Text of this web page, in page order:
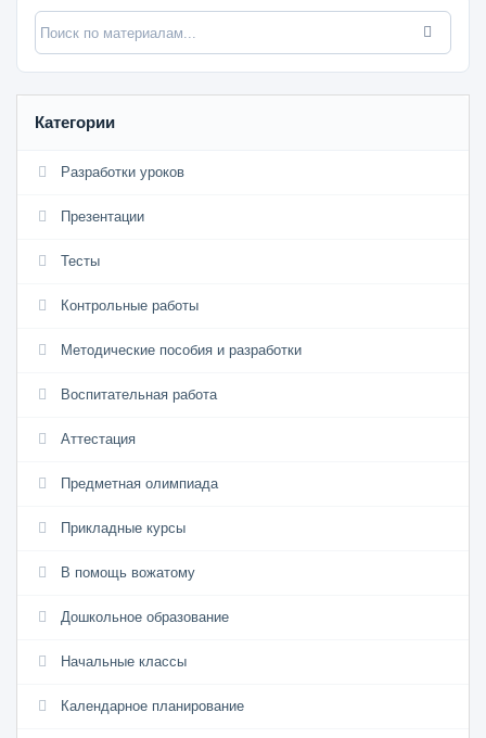
Категории
Разработки уроков
Презентации
Тесты
Контрольные работы
Методические пособия и разработки
Воспитательная работа
Аттестация
Предметная олимпиада
Прикладные курсы
В помощь вожатому
Дошкольное образование
Начальные классы
Календарное планирование